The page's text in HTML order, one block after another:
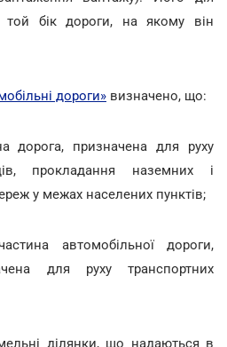
бік дороги, на якому він
дороги» визначено, що:
дорога, призначена для руху
прокладання наземних і
у межах населених пунктів;
автомобільної дороги,
для руху транспортних
ділянки, що надаються в